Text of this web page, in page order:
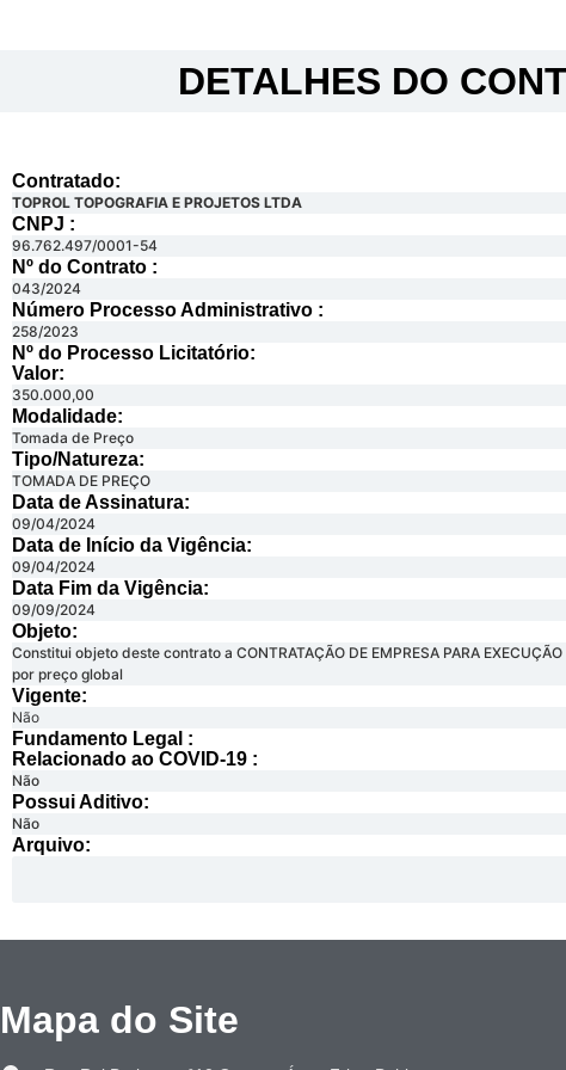
DETALHES DO
Contratado:
TOPROL TOPOGRAFIA E PROJETOS LTDA
CNPJ :
96.762.497/0001-54
Nº do Contrato :
043/2024
Número Processo Administrativo :
258/2023
Nº do Processo Licitatório:
Valor:
350.000,00
Modalidade:
Tomada de Preço
Tipo/Natureza:
TOMADA DE PREÇO
Data de Assinatura:
09/04/2024
Data de Início da Vigência:
09/04/2024
Data Fim da Vigência:
09/09/2024
Objeto:
Constitui objeto deste contrato a CONTRATAÇÃO DE EMPRESA PARA
por preço global
Vigente:
Não
Fundamento Legal :​
Relacionado ao COVID-19 :​
Não
Possui Aditivo:​
Não
Arquivo:
Mapa do Site